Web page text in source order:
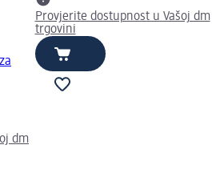
dm
Provjerite dostupnost u Vašoj dm
trgovini